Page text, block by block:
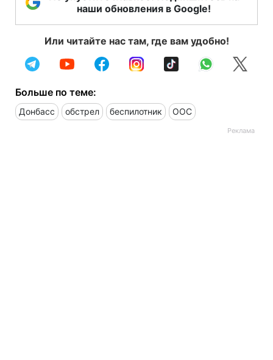
наши обновления в Google!
Или читайте нас там, где вам удобно!
Больше по теме:
Донбасс обстрел беспилотник ООС